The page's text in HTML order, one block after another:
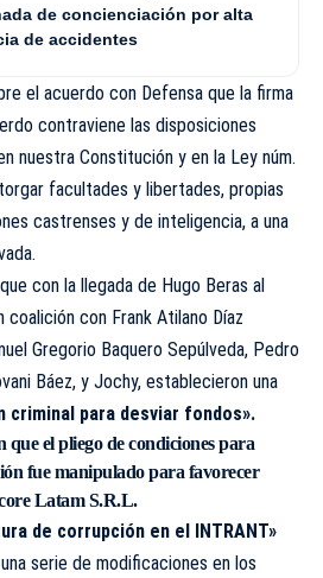
de concienciación por alta
de accidentes
el acuerdo con Defensa que la firma
contraviene las disposiciones
nuestra Constitución y en la Ley núm.
facultades y libertades, propias
castrenses y de inteligencia, a una
con la llegada de Hugo Beras al
coalición con Frank Atilano Díaz
Gregorio Baquero Sepúlveda, Pedro
Báez, y Jochy, establecieron una
criminal para desviar fondos».
que el pliego de condiciones para
fue manipulado para favorecer
Latam S.R.L.
de corrupción en el INTRANT»
serie de modificaciones en los